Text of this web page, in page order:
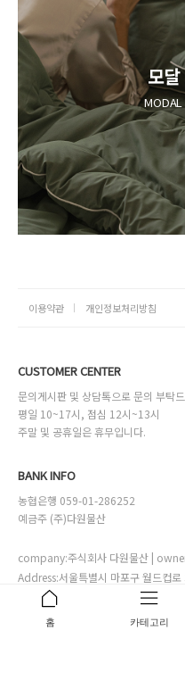
홈 카테고리
모달
MODAL
이용약관 개인정보처리방침
CUSTOMER CENTER
문의게시판 및 상담톡으로 문의 부탁
평일 10~17시, 점심 12시~13시
주말 및 공휴일은 휴무입니다.
BANK INFO
농협은행 059-01-286252
예금주 (주)다원물산
company:주식회사 다원물산 |
Address:서울특별시 마포구 월드컵
Online sales license:서대문구청 제
Business license:111-81-29892 [